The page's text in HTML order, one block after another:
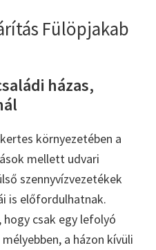
Fülöpjakab
házas,
környezetében a
mellett udvari
szennyvízvezetékek
is előfordulhatnak.
csak egy lefolyó
a házon kívüli